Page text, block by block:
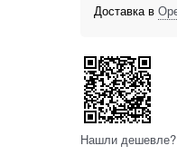
Доставка в
Нашли дешевле?